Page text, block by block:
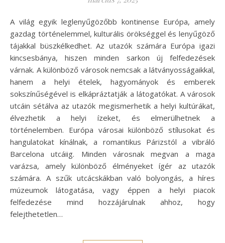
A világ egyik leglenyűgözőbb kontinense Európa, amely
gazdag történelemmel, kulturális örökséggel és lenyűgöző
tájakkal büszkélkedhet. Az utazók számára Európa igazi
kincsesbánya, hiszen minden sarkon új felfedezések
várnak. A különböző városok nemcsak a látványosságaikkal,
hanem a helyi ételek, hagyományok és emberek
sokszínűségével is elkápráztatják a látogatókat. A városok
utcáin sétálva az utazók megismerhetik a helyi kultúrákat,
élvezhetik a helyi ízeket, és elmerülhetnek a
történelemben. Európa városai különböző stílusokat és
hangulatokat kínálnak, a romantikus Párizstól a vibráló
Barcelona utcáiig. Minden városnak megvan a maga
varázsa, amely különböző élményeket ígér az utazók
számára. A szűk utcácskákban való bolyongás, a híres
múzeumok látogatása, vagy éppen a helyi piacok
felfedezése mind hozzájárulnak ahhoz, hogy
felejthetetlen…